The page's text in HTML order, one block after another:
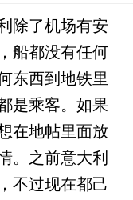
除了机场有安
船都没有任何
东西到地铁里
是乘客。如果
在地帖里面放
。之前意大利
不过现在都己